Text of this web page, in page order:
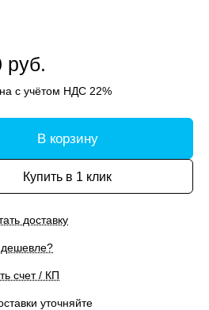
руб.
с учётом НДС 22%
В корзину
Купить в 1 клик
доставку
счет / КП
уточняйте